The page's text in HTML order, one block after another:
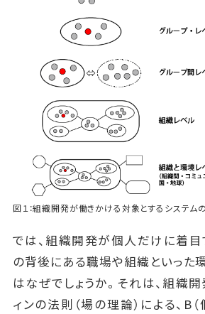
図１：組織開発が働きかける対象とするシステム
では、組織開発が個人だけに着目
の背後にある職場や組織といった
はなぜでしょうか。それは、組織
ィンの法則（場の理論）による、B